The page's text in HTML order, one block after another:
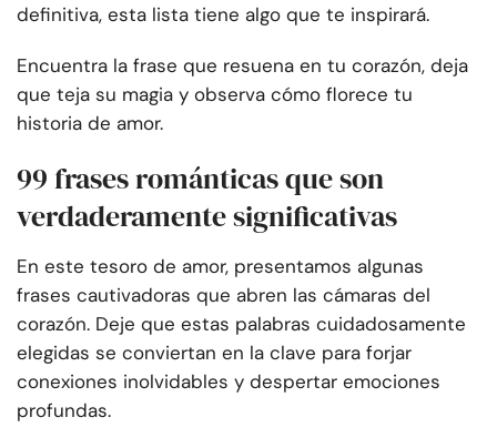
definitiva, esta lista tiene algo que te inspirará.
Encuentra la frase que resuena en tu corazón, deja
que teja su magia y observa cómo florece tu
historia de amor.
99 frases románticas que son
verdaderamente significativas
En este tesoro de amor, presentamos algunas
frases cautivadoras que abren las cámaras del
corazón. Deje que estas palabras cuidadosamente
elegidas se conviertan en la clave para forjar
conexiones inolvidables y despertar emociones
profundas.